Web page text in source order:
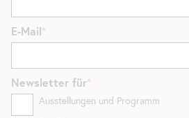
E-Mail
Newsletter für
Ausstellungen und Programm